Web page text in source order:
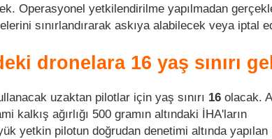
Operasyonel yetkilendirilme yapılmadan
sınırlandırarak askıya alabilecek veya iptal
dronelara 16 yaş sınırı
uzaktan pilotlar için yaş sınırı 16 olacak.
kalkış ağırlığı 500 gramın altındaki İHA'ların
yetkin pilotun doğrudan denetimi altında